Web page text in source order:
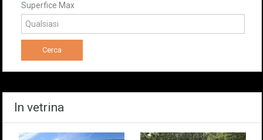
Superfice Max
In vetrina